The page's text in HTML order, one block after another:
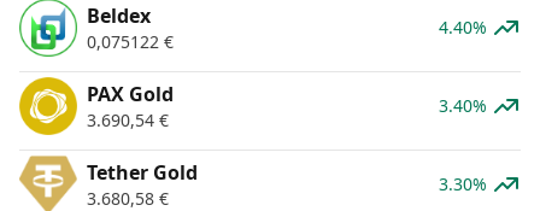
Beldex
0,075122 €
4.40%
PAX Gold
3.690,54 €
3.40%
Tether Gold
3.680,58 €
3.30%